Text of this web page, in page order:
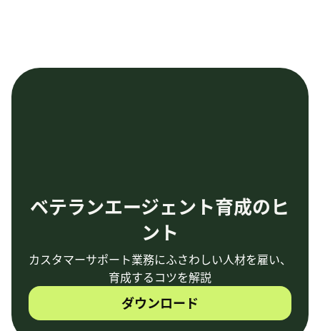
ベテランエージェント育成のヒ
ント
カスタマーサポート業務にふさわしい人材を雇い、
育成するコツを解説
ダウンロード